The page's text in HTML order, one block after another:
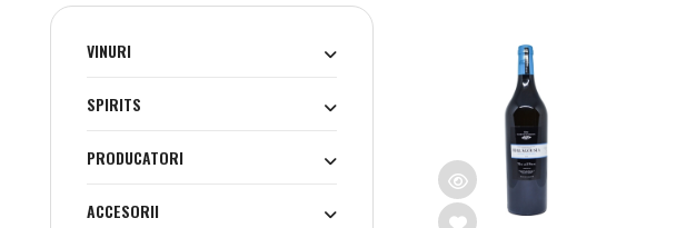
VINURI
SPIRITS
PRODUCATORI
ACCESORII